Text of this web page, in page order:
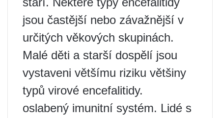
jsou častější nebo závažnější v
určitých věkových skupinách.
Malé děti a starší dospělí jsou
vystaveni většímu riziku většiny
typů virové encefalitidy.
oslabený imunitní systém. Lidé s